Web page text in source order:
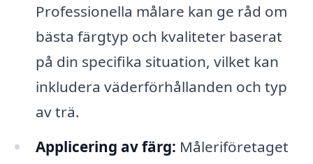
Professionella målare kan ge råd om
bästa färgtyp och kvaliteter baserat
på din specifika situation, vilket kan
inkludera väderförhållanden och typ
av trä.
Applicering av färg: Måleriföretaget